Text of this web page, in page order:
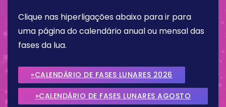
Clique nas hiperligações abaixo para ir para
uma página do calendário anual ou mensal das
fases da lua.
»CALENDÁRIO DE FASES LUNARES 2026
»CALENDÁRIO DE FASES LUNARES AGOSTO